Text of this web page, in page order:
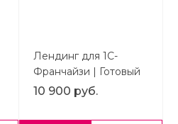
Лендинг для 1С-
Франчайзи | Готовый
Landing Page на
10 900 руб.